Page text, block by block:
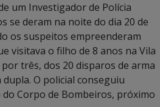
um Investigador de Polícia
se deram na noite do dia 20 de
os suspeitos empreenderam
visitava o filho de 8 anos na Vila
três, dos 20 disparos de arma
O policial conseguiu
Corpo de Bombeiros, próximo